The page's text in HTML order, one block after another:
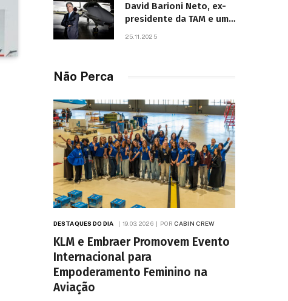
David Barioni Neto, ex-
presidente da TAM e um
25.11.2025
Não Perca
DESTAQUES DO DIA 19.03.2026 POR CABIN CREW
KLM e Embraer Promovem Evento
Internacional para
Empoderamento Feminino na
Aviação